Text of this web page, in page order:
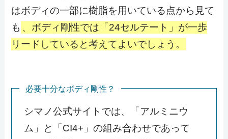
はボディの一部に樹脂を用いている点から見て
も 、ボディ剛性では「24セルテート」が一歩
リードしていると考えてよいでしょう。
必要十分なボディ剛性？
シマノ公式サイトでは、「アルミニウ
ム」と「CI4+」の組み合わせであって